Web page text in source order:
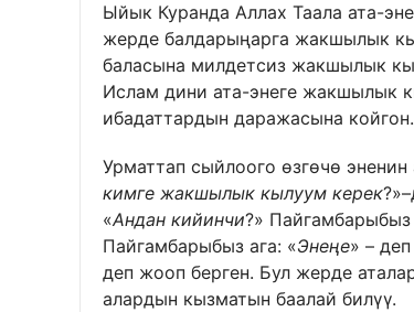
Ыйык Куранда Аллах Таала ата-
жерде балдарыңарга жакшылык
баласына милдетсиз жакшылык
Ислам дини ата-энеге жакшылык
ибадаттардын даражасына койгон.
Урматтап сыйлоого өзгөчө
кимге жакшылык кылуум керек
«Андан кийинчи?» Пайгамбарыбыз
Пайгамбарыбыз ага: «Энеңе» –
деп жооп берген. Бул жерде
алардын кызматын баалай билүү.